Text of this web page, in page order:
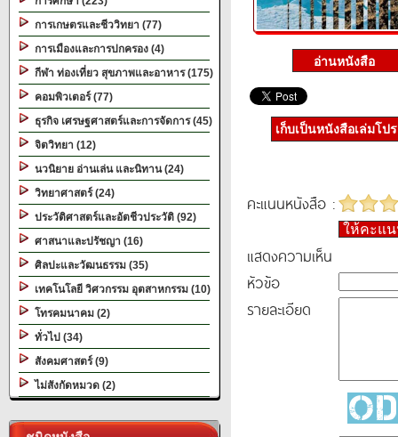
การเกษตรและชีววิทยา (77)
การเมืองและการปกครอง (4)
กีฬา ท่องเที่ยว สุขภาพและอาหาร (175)
คอมพิวเตอร์ (77)
ธุรกิจ เศรษฐศาสตร์และการจัดการ (45)
จิตวิทยา (12)
นวนิยาย อ่านเล่น และนิทาน (24)
วิทยาศาสตร์ (24)
ประวัติศาสตร์และอัตชีวประวัติ (92)
ศาสนาและปรัชญา (16)
ศิลปะและวัฒนธรรม (35)
เทคโนโลยี วิศวกรรม อุตสาหกรรม (10)
โทรคมนาคม (2)
ทั่วไป (34)
สังคมศาสตร์ (9)
ไม่สังกัดหมวด (2)
เก็บเป็นหนังสือเล่มโป
คะแนนหนังสือ :
ให้คะแ
แสดงความเห็น
หัวข้อ
รายละเอียด